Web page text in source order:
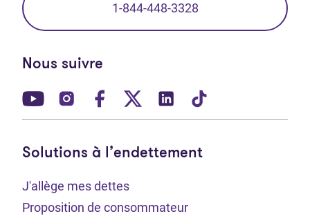
1-844-448-3328
Nous suivre
(Ouvre dans un nouvel onglet)
(Ouvre dans un nouvel onglet)
(Ouvre dans un nouvel onglet)
(Ouvre dans un nouvel
(Ouvre dans un
Solutions à l’endettement
J'allège mes dettes
Proposition de consommateur